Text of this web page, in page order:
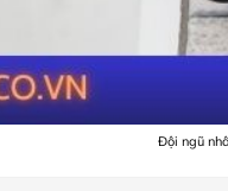
Đội ngũ